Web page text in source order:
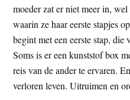
moeder zat er niet meer in,
waarin ze haar eerste stapjes
begint met een eerste stap,
Soms is er een kunststof box
reis van de ander te ervaren.
verloren leven. Uitruimen en